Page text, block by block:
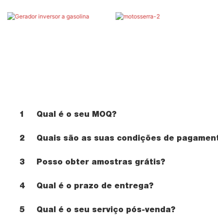
1 Qual é o seu MOQ?
2 Quais são as suas condições de
3 Posso obter amostras grátis?
4 Qual é o prazo de entrega?
5 Qual é o seu serviço pós-venda?